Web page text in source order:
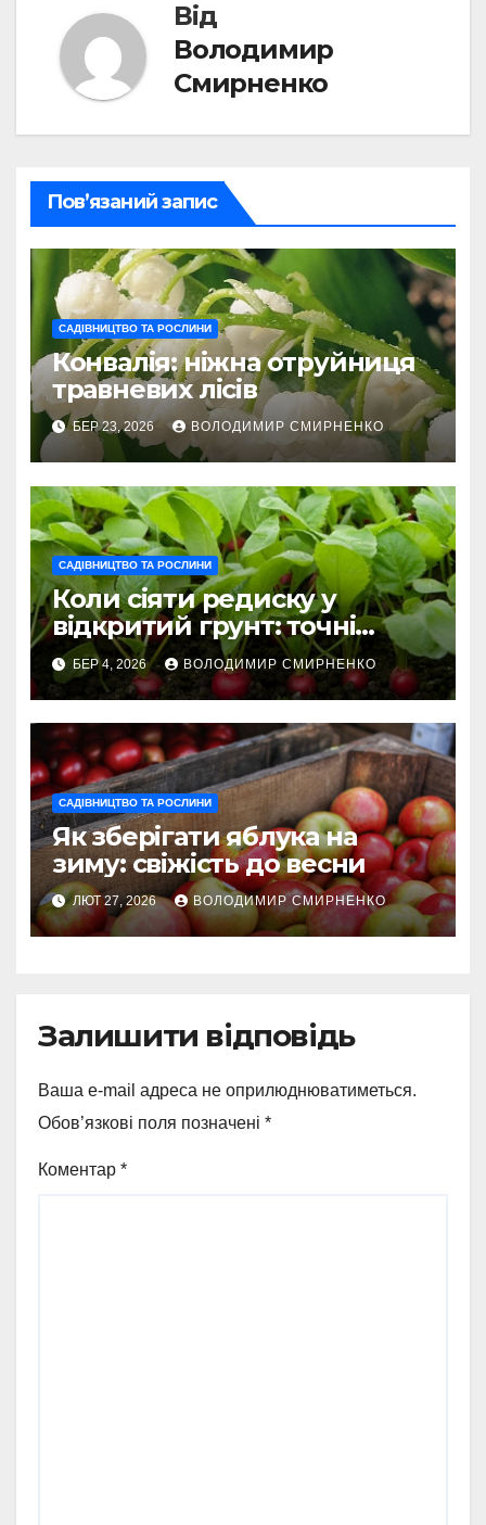
Від
Володимир
Смирненко
Пов’язаний запис
САДІВНИЦТВО ТА РОСЛИНИ
Конвалія: ніжна отруйниця
травневих лісів
БЕР 23, 2026 ВОЛОДИМИР СМИРНЕНКО
САДІВНИЦТВО ТА РОСЛИНИ
Коли сіяти редиску у
відкритий грунт: точні
терміни 2026
БЕР 4, 2026 ВОЛОДИМИР СМИРНЕНКО
САДІВНИЦТВО ТА РОСЛИНИ
Як зберігати яблука на
зиму: свіжість до весни
ЛЮТ 27, 2026 ВОЛОДИМИР СМИРНЕНКО
Залишити відповідь
Ваша e-mail адреса не оприлюднюватиметься.
Обов’язкові поля позначені *
Коментар *